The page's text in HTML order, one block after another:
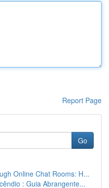
Report Page
Go
Online Chat Rooms: H...
: Guia Abrangente...